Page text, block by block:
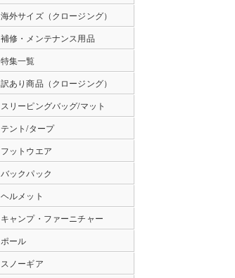
海外サイズ（クロージング）
補修・メンテナンス用品
特集一覧
訳あり商品（クロージング）
スリーピングバッグ/マット
テント/タープ
フットウエア
バックパック
ヘルメット
キャンプ・ファーニチャー
ポール
スノーギア